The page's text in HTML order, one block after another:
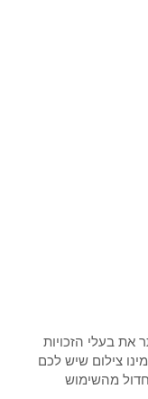
את בעלי הזכויות
צילום שיש לכם
מהשימוש